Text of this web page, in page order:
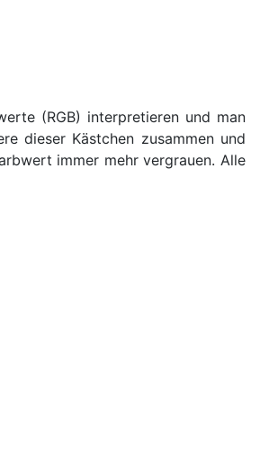
(RGB) interpretieren und man
dieser Kästchen zusammen und
immer mehr vergrauen. Alle